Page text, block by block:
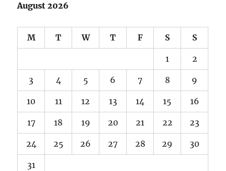
August 2026
M T W T F S S
1 2
3 4 5 6 7 8 9
10 11 12 13 14 15 16
17 18 19 20 21 22 23
24 25 26 27 28 29 30
31